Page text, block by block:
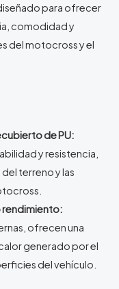
para ofrecer
comodidad y
del motocross y el
de PU:
y resistencia,
terreno y las
rendimiento:
ofrecen una
generado por el
del vehículo.